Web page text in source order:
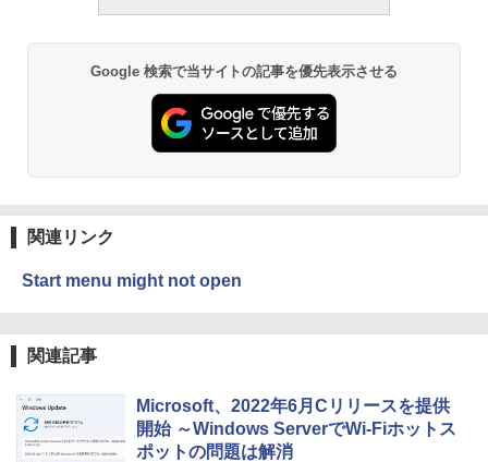
￥3,200
Microsoft Office Home & Business 202
4(最新 永続版)|オンラインコード版|Wind
ows11、10/mac対応|PC2台
インゲームコード】 ロブロックス |オン
Microsoft Office Home 2024(最新 永続
版)|オンラインコード版|Windows11、1
0/mac対応|PC2台
ClaudeCode いちばんやさしい 教科書:
非エンジニア 初心者 素人 でも安心 使い
方 マニュアル AI副業にもコンテンツ作成
にもKindle出版にも！ 非エンジニアのた
めのAIコーディング入門シリーズ
ェクトリストと最新エミュレータ紹介
bデザイン入門講座［第2版］
￥2,326
￥19,980
Kindle Paperwhite シグニチャーエディ
ション (32GB) 7インチディスプレイ、明
￥39,980
Google 検索で当サイトの記事を優先表示させる
関連リンク
Start menu might not open
関連記事
Microsoft、2022年6月Cリリースを提供
開始 ～Windows ServerでWi-Fiホットス
ポットの問題は解消